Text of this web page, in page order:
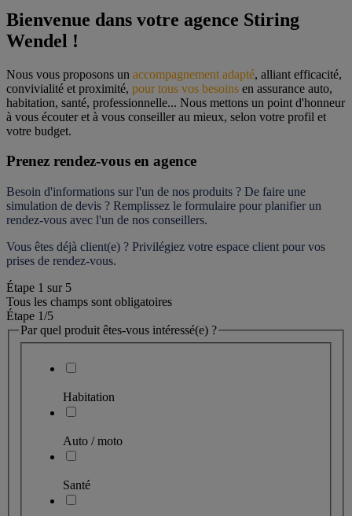
Bienvenue dans votre agence Stiring
Wendel !
Nous vous proposons un accompagnement adapté, alliant efficacité,
convivialité et proximité, pour tous vos besoins en assurance auto,
habitation, santé, professionnelle... Nous mettons un point d'honneur
à vous écouter et à vous conseiller au mieux, selon votre profil et
votre budget.
Prenez rendez-vous en agence
Besoin d'informations sur l'un de nos produits ? De faire une
simulation de devis ? Remplissez le formulaire pour planifier un
rendez-vous avec l'un de nos conseillers.
Vous êtes déjà client(e) ? Privilégiez votre espace client pour vos
prises de rendez-vous.
Étape 1 sur 5
Tous les champs sont obligatoires
Étape 1/5
Par quel produit êtes-vous intéressé(e) ?
Habitation
Auto / moto
Santé